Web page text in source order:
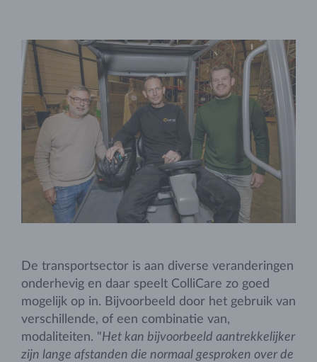
De transportsector is aan diverse veranderingen
onderhevig en daar speelt ColliCare zo goed
mogelijk op in. Bijvoorbeeld door het gebruik van
verschillende, of een combinatie van,
modaliteiten. "Het kan bijvoorbeeld aantrekkelijker
zijn lange afstanden die normaal gesproken over de